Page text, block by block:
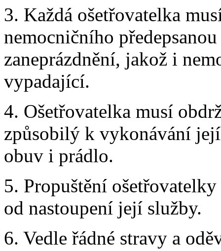
3. Každá ošetřovatelka
nemocničního
zaneprázdnění, jakož i
vypadající.
4. Ošetřovatelka musí
způsobilý k vykonávání
obuv i prádlo.
5. Propuštění
od nastoupení její služby.
6. Vedle řádné stravy a